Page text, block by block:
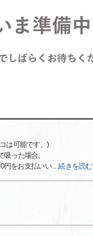
は可能です。)
った場合、
円をお支払いい…続きを読む